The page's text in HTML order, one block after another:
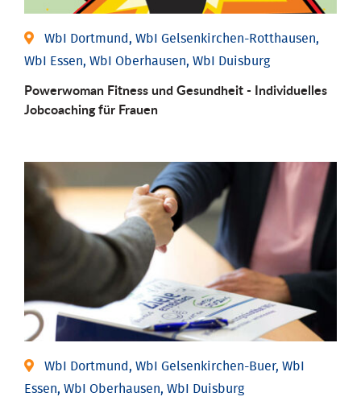
WbI Dortmund, WbI Gelsenkirchen-Rotthausen,
WbI Essen, WbI Oberhausen, WbI Duisburg
Powerwoman Fitness und Gesund­heit - Individu­elles
Job­coaching für Frauen
WbI Dortmund, WbI Gelsenkirchen-Buer, WbI
Essen, WbI Oberhausen, WbI Duisburg